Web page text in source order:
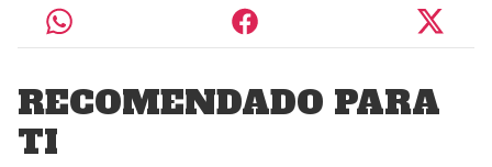
RECOMENDADO PARA
TI